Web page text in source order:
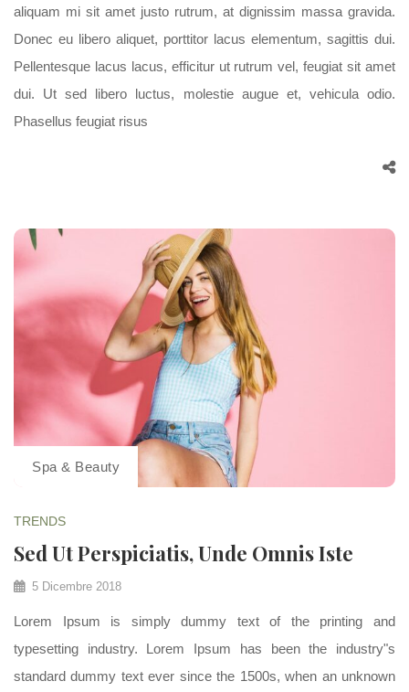
aliquam mi sit amet justo rutrum, at dignissim massa gravida.
Donec eu libero aliquet, porttitor lacus elementum, sagittis dui.
Pellentesque lacus lacus, efficitur ut rutrum vel, feugiat sit amet
dui. Ut sed libero luctus, molestie augue et, vehicula odio.
Phasellus feugiat risus
Spa & Beauty
TRENDS
Sed Ut Perspiciatis, Unde Omnis Iste
5 Dicembre 2018
Lorem Ipsum is simply dummy text of the printing and
typesetting industry. Lorem Ipsum has been the industry"s
standard dummy text ever since the 1500s, when an unknown